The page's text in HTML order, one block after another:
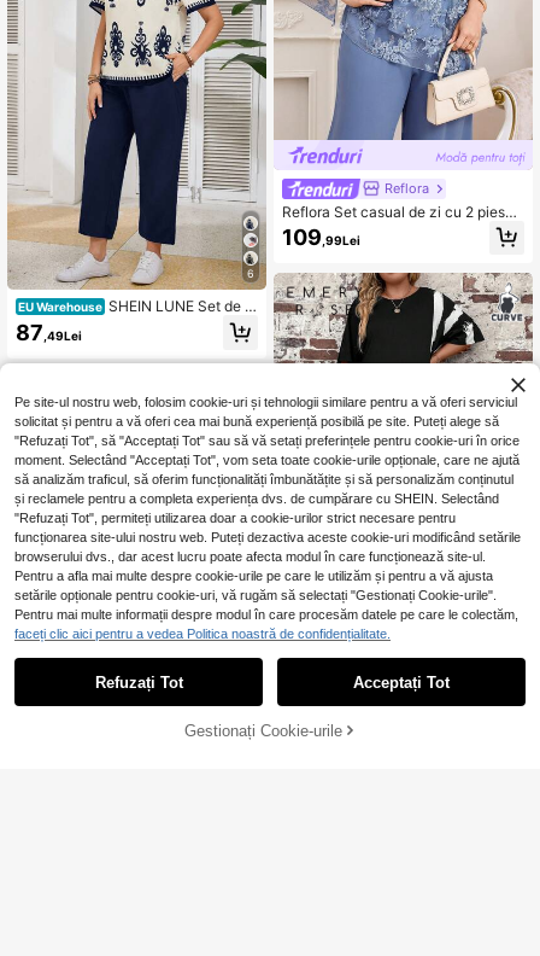
6
EU Warehouse SHEIN LUNE Set de 2
piese casual pentru femei, cu impri
meu floral și mânecă scurtă, pentru
femei, mărime plus, ținută de vară di
87 ,49Lei
Reflora
Reflora Set casual de zi cu 2 piese
pentru femei mărimi mari, top cu gul
er rotund și model floral brodat, și p
109 ,99Lei
EU Warehouse Plus Tricou cu tiv des
97,51Lei
ADAUGĂ ÎN COȘ
Pe site-ul nostru web, folosim cookie-uri și tehnologii similare pentru a vă oferi serviciul
solicitat și pentru a vă oferi cea mai bună experiență posibilă pe site. Puteți alege să
"Refuzați Tot", să "Acceptați Tot" sau să vă setați preferințele pentru cookie-uri în orice
moment. Selectând "Acceptați Tot", vom seta toate cookie-urile opționale, care ne ajută
să analizăm traficul, să oferim funcționalități îmbunătățite și să personalizăm conținutul
și reclamele pentru a completa experiența dvs. de cumpărare cu SHEIN. Selectând
"Refuzați Tot", permiteți utilizarea doar a cookie-urilor strict necesare pentru
funcționarea site-ului nostru web. Puteți dezactiva aceste cookie-uri modificând setările
browserului dvs., dar acest lucru poate afecta modul în care funcționează site-ul.
Pentru a afla mai multe despre cookie-urile pe care le utilizăm și pentru a vă ajusta
setările opționale pentru cookie-uri, vă rugăm să selectați "Gestionați Cookie-urile".
Pentru mai multe informații despre modul în care procesăm datele pe care le colectăm,
faceți clic aici pentru a vedea Politica noastră de confidențialitate.
Refuzați Tot Acceptați Tot
Gestionați Cookie-urile